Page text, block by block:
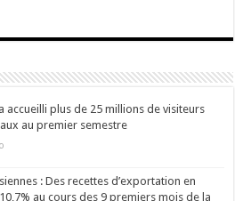
accueilli plus de 25 millions de visiteurs
au premier semestre
: Des recettes d’exportation en
au cours des 9 premiers mois de la